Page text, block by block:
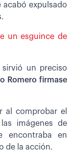
acabó expulsado
un esguince de
un preciso
Romero firmase
al comprobar el
imágenes de
encontraba en
de la acción.